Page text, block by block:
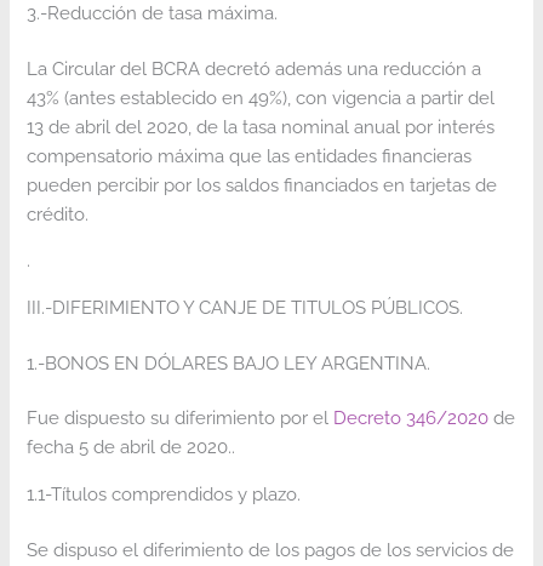
3.-Reducción de tasa máxima.
La Circular del BCRA decretó además una reducción a
43% (antes establecido en 49%), con vigencia a partir del
13 de abril del 2020, de la tasa nominal anual por interés
compensatorio máxima que las entidades financieras
pueden percibir por los saldos financiados en tarjetas de
crédito.
.
III.-DIFERIMIENTO Y CANJE DE TITULOS PÚBLICOS.
1.-BONOS EN DÓLARES BAJO LEY ARGENTINA.
Fue dispuesto su diferimiento por el Decreto 346/2020 de
fecha 5 de abril de 2020..
1.1-Títulos comprendidos y plazo.
Se dispuso el diferimiento de los pagos de los servicios de